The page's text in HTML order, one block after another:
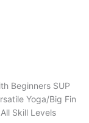
Beginners SUP
Yoga/Big Fin
Skill Levels